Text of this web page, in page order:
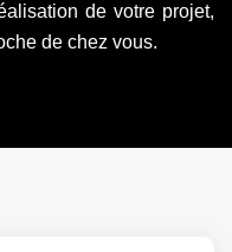
de votre projet,
de chez vous.